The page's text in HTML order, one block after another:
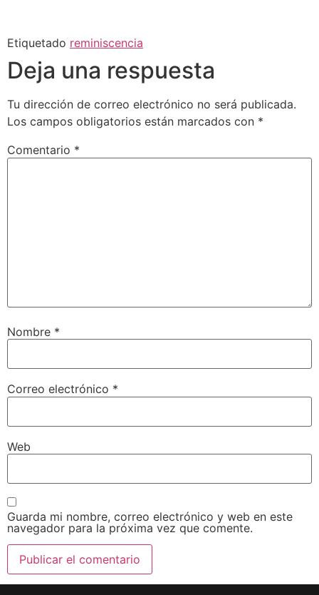
Etiquetado reminiscencia
Deja una respuesta
Tu dirección de correo electrónico no será publicada.
Los campos obligatorios están marcados con *
Comentario *
Nombre *
Correo electrónico *
Web
Guarda mi nombre, correo electrónico y web en este
navegador para la próxima vez que comente.